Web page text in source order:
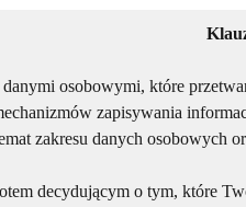
osobowymi, które
zapisywania
zakresu danych osobowych
decydującym o tym, które